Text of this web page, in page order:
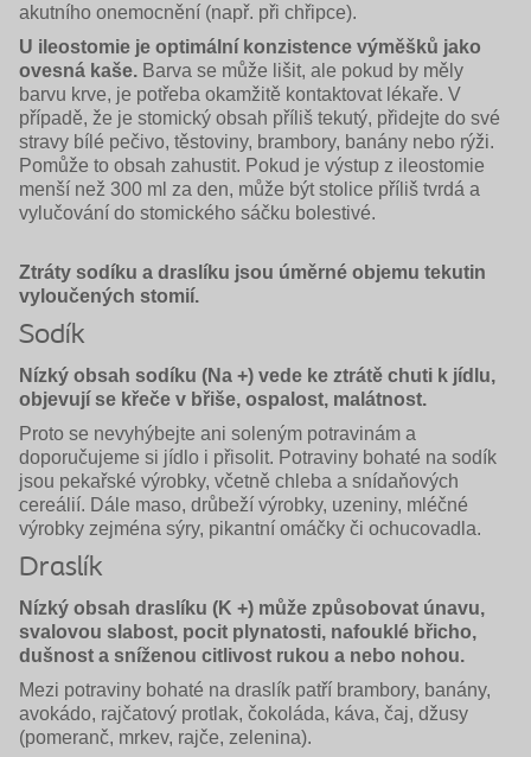
akutního onemocnění (např. při chřipce).
U ileostomie je optimální konzistence výměšků jako
ovesná kaše. Barva se může lišit, ale pokud by měly
barvu krve, je potřeba okamžitě kon­taktovat lékaře. V
případě, že je stomický obsah příliš tekutý, přidejte do své
stravy bílé pečivo, těstoviny, brambory, banány nebo rýži.
Pomůže to obsah zahustit. Pokud je výstup z ileostomie
menší než 300 ml za den, může být stolice příliš tvrdá a
vylučování do stomického sáčku boles­tivé.
Ztráty sodíku a draslíku jsou úměrné objemu tekutin
vyloučených stomií.
Sodík
Nízký obsah sodíku (Na +) vede ke ztrátě chuti k jídlu,
objevují se křeče v břiše, ospalost, malátnost.
Proto se nevyhýbejte ani soleným potravinám a
doporučujeme si jídlo i přisolit. Potraviny bohaté na sodík
jsou pekařské výrobky, včetně chleba a snídaňových
cereálií. Dále maso, drůbeží výrobky, uzeniny, mléčné
výrobky zejména sýry, pikantní omáčky či ochucovadla.
Draslík
Nízký obsah draslíku (K +) může způsobovat únavu,
svalovou sla­bost, pocit plynatosti, nafouklé břicho,
dušnost a sníženou citlivost rukou a nebo nohou.
Mezi potraviny bohaté na draslík patří brambory, banány,
avokádo, rajčatový protlak, čokoláda, káva, čaj, džusy
(pomeranč, mrkev, rajče, zelenina).